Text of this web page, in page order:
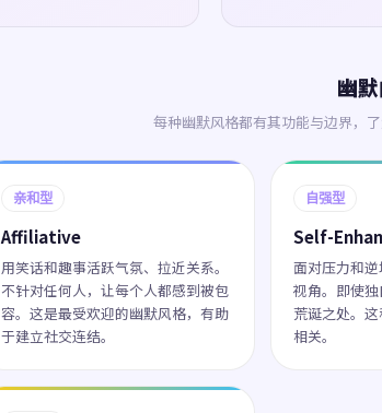
幽
每种幽默风格都有其功能与边界，
亲和型
Affiliative
用笑话和趣事活跃气氛、拉近关系。
不针对任何人，让每个人都感到被包
容。这是最受欢迎的幽默风格，有助
于建立社交连结。
自强型
Self-
面对压力和
视角。即使
荒诞之处。
相关。